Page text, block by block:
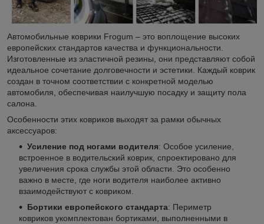
Автомобильные коврики Frogum – это воплощение высоких
европейских стандартов качества и функциональности.
Изготовленные из эластичной резины, они представляют собой
идеальное сочетание долговечности и эстетики. Каждый коврик
создан в точном соответствии с конкретной моделью
автомобиля, обеспечивая наилучшую посадку и защиту пола
салона.
Особенности этих ковриков выходят за рамки обычных
аксессуаров:
Усиление под ногами водителя: Особое усиление,
встроенное в водительский коврик, спроектировано для
увеличения срока службы этой области. Это особенно
важно в месте, где ноги водителя наиболее активно
взаимодействуют с ковриком.
Бортики европейского стандарта: Периметр
ковриков укомплектован бортиками, выполненными в